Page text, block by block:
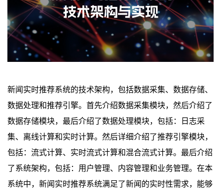
新闻实时推荐系统的技术架构，包括数据采集、数据存储、
数据处理和推荐引擎。首先介绍数据采集模块，然后介绍了
数据存储模块，最后介绍了数据处理模块，包括：日志采
集、离线计算和实时计算。然后详细介绍了推荐引擎模块，
包括：流式计算、实时流式计算和混合流式计算。最后介绍
了系统架构，包括：用户管理、内容管理和业务管理。在本
系统中，新闻实时推荐系统满足了新闻的实时性需求，能够